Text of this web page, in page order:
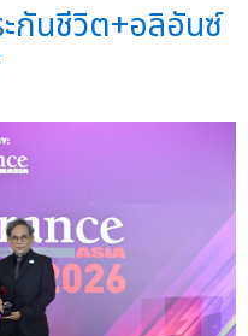
กันชีวิต+อลิอันซ์